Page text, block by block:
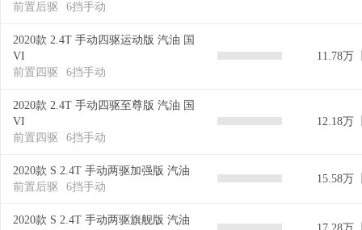
前置后驱 6挡手动
2020款 2.4T 手动四驱运动版 汽油 国
VI
前置四驱
6挡手动
11.78万
2020款 2.4T 手动四驱至尊版 汽油 国
VI
前置四驱
6挡手动
12.18万
2020款 S 2.4T 手动两驱加强版 汽油
前置后驱
6挡手动
15.58万
2020款 S 2.4T 手动两驱旗舰版 汽油